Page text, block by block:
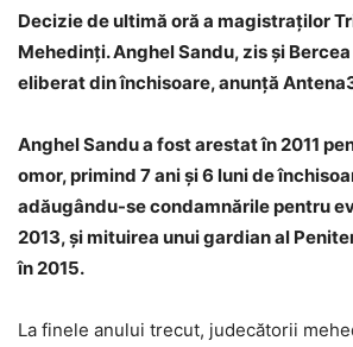
Decizie de ultimă oră a magistraților
Mehedinți. Anghel Sandu, zis și
eliberat din închisoare, anunță
Anghel Sandu a fost arestat în 2011
omor, primind 7 ani și 6 luni de
adăugându-se condamnările pentru
2013, și mituirea unui gardian al
în 2015.
La finele anului trecut, judecătorii